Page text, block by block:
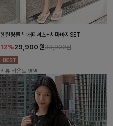
헨틴링클 날개티셔츠+치마바지SET
12%29,900 원33,900원
리뷰 카운트 영역